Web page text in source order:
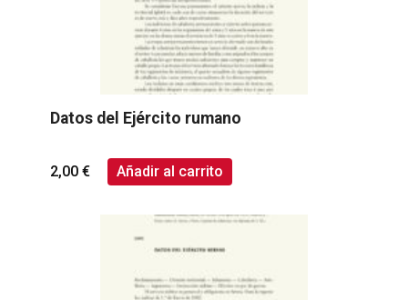
Datos del Ejército rumano
2,00 € Añadir al carrito